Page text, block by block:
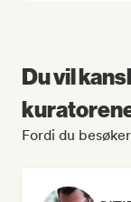
Du vil
Fordi du